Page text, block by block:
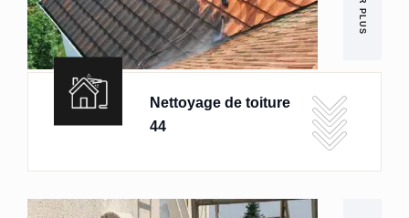
Nettoyage de toiture
44